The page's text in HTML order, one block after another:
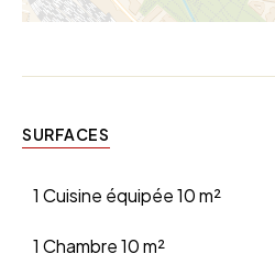
SURFACES
1 Cuisine équipée10 m²
1 Chambre10 m²